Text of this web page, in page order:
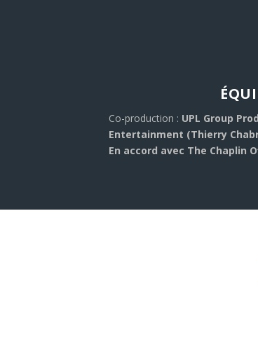
Co-production : UPL Group
Entertainment (Thierry
En accord avec The Chaplin